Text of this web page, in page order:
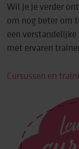
Wil je je verder
om nog beter om
een
met ervaren
Cursussen en